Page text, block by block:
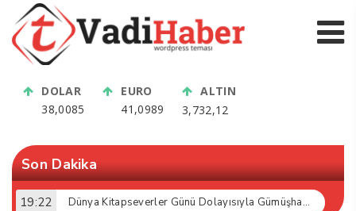
DOLAR
38,0085
EURO
41,0989
ALTIN
3,732,12
Son Dakika
19:22 Dünya Kitapseverler Günü Dolayısıyla Gümüşhane’de Kültür Buluşması Gerçekleştirildi
13:16 Bölgenin En Modern Tesisi Kelkit’te Açıldı: Üreticiye Büyük Müjde!